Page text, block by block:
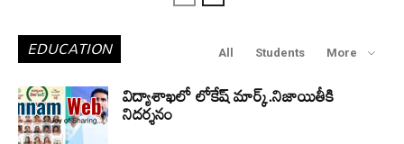
EDUCATION All Students More
విద్యాశాఖలో లోకేష్ మార్క్.నిజాయితీకి
నిదర్శనం